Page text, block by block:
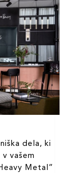
dela, ki
vašem
Metal”